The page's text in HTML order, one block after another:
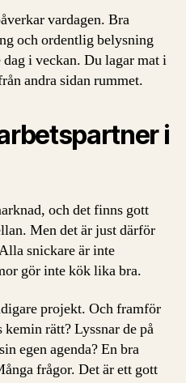
vardagen. Bra
och ordentlig belysning
i veckan. Du lagar mat i
andra sidan rummet.
i
och det finns gott
Men det är just därför
snickare är inte
gör inte kök lika bra.
projekt. Och framför
rätt? Lyssnar de på
egen agenda? En bra
frågor. Det är ett gott